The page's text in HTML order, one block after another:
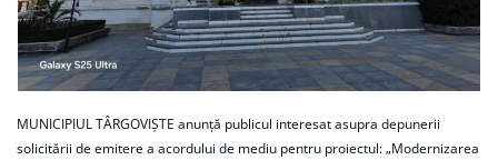
MUNICIPIUL TÂRGOVIȘTE anunță publicul interesat asupra depunerii
solicitării de emitere a acordului de mediu pentru proiectul: „Modernizarea